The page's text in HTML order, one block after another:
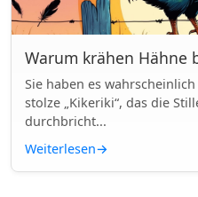
Warum krähen Hähne
Sie haben es
stolze „Kikeriki“, das die
durchbricht...
Weiterlesen→